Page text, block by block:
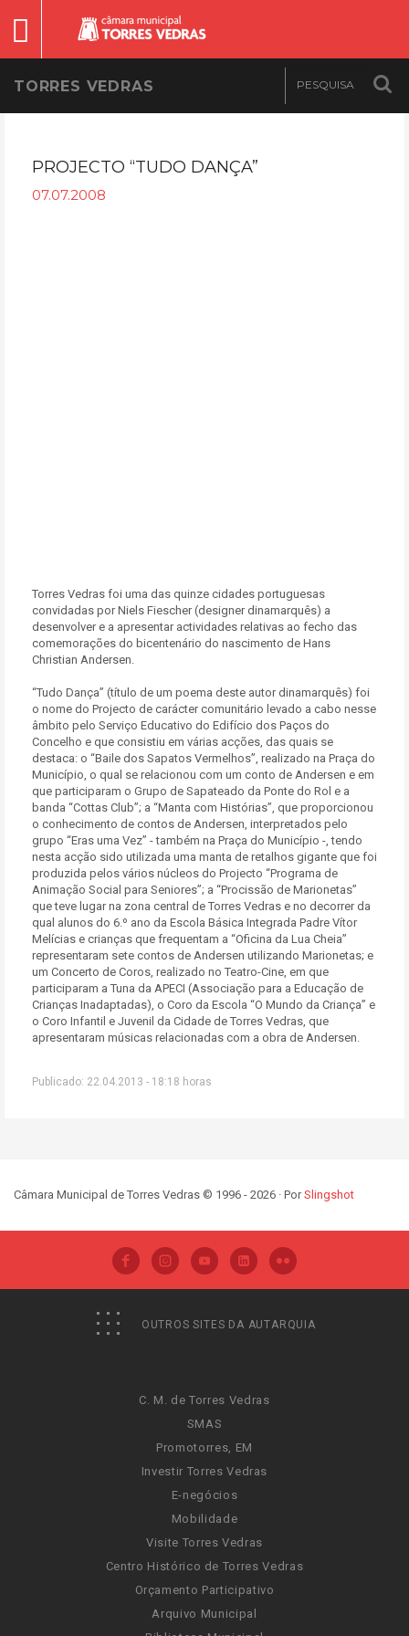
TORRES VEDRAS
PROJECTO “TUDO DANÇA”
07.07.2008
Torres Vedras foi uma das quinze cidades portuguesas
convidadas por Niels Fiescher (designer dinamarquês) a
desenvolver e a apresentar actividades relativas ao fecho das
comemorações do bicentenário do nascimento de Hans
Christian Andersen.
“Tudo Dança” (título de um poema deste autor dinamarquês) foi
o nome do Projecto de carácter comunitário levado a cabo nesse
âmbito pelo Serviço Educativo do Edifício dos Paços do
Concelho e que consistiu em várias acções, das quais se
destaca: o “Baile dos Sapatos Vermelhos”, realizado na Praça do
Município, o qual se relacionou com um conto de Andersen e em
que participaram o Grupo de Sapateado da Ponte do Rol e a
banda “Cottas Club”; a “Manta com Histórias”, que proporcionou
o conhecimento de contos de Andersen, interpretados pelo
grupo “Eras uma Vez” - também na Praça do Município -, tendo
nesta acção sido utilizada uma manta de retalhos gigante que foi
produzida pelos vários núcleos do Projecto “Programa de
Animação Social para Seniores”; a “Procissão de Marionetas”
que teve lugar na zona central de Torres Vedras e no decorrer da
qual alunos do 6.º ano da Escola Básica Integrada Padre Vítor
Melícias e crianças que frequentam a “Oficina da Lua Cheia”
representaram sete contos de Andersen utilizando Marionetas; e
um Concerto de Coros, realizado no Teatro-Cine, em que
participaram a Tuna da APECI (Associação para a Educação de
Crianças Inadaptadas), o Coro da Escola “O Mundo da Criança” e
o Coro Infantil e Juvenil da Cidade de Torres Vedras, que
apresentaram músicas relacionadas com a obra de Andersen.
Publicado: 22.04.2013 - 18:18 horas
Câmara Municipal de Torres Vedras © 1996 - 2026 · PorSlingshot
OUTROS SITES DA AUTARQUIA
C. M. de Torres Vedras
SMAS
Promotorres, EM
Investir Torres Vedras
E-negócios
Mobilidade
Visite Torres Vedras
Centro Histórico de Torres Vedras
Orçamento Participativo
Arquivo Municipal